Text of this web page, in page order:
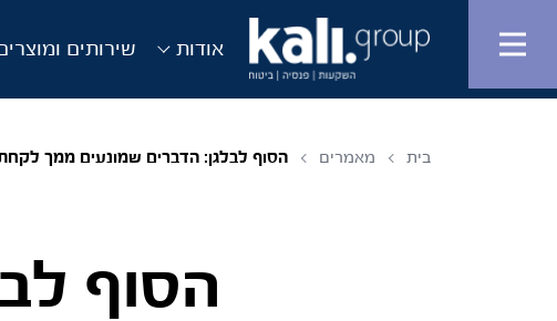
אודות שירותים
בית מאמרים הסוף לבלגן: הדברים שמונעים ממך
הסוף